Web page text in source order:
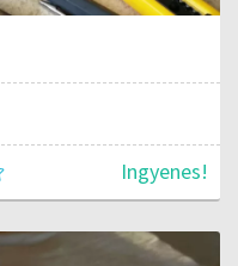
Ingyenes!